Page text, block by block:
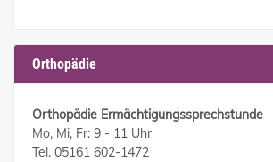
Orthopädie
Orthopädie Ermächtigungssprechstunde
Mo, Mi, Fr: 9 - 11 Uhr
Tel. 05161 602-1472